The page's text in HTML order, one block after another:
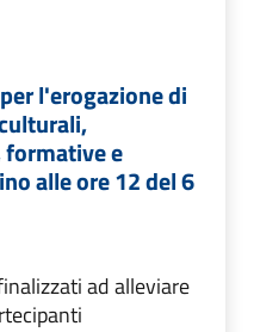
l'erogazione di
e
alle ore 12 del 6
ad alleviare